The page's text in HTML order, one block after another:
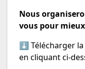
Nous
vous pour
⬇️ Télécharger
en cliquant ci-